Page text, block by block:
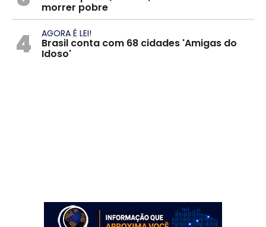
morrer pobre
4 AGORA É LEI!
Brasil conta com 68 cidades 'Amigas do
Idoso'